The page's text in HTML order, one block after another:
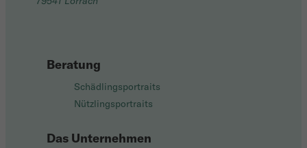
Beratung
Schädlingsportraits
Nützlingsportraits
Das Unternehmen